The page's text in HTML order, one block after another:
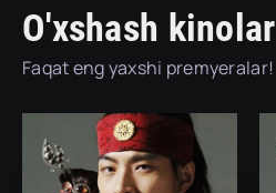
O'xshash kinolar
Faqat eng yaxshi premyeralar!